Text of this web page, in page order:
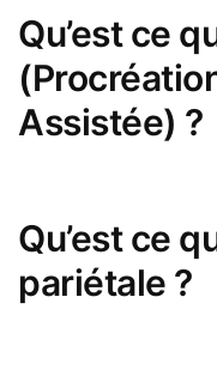
Qu’est ce
Assistée) ?
Qu’est ce
pariétale ?